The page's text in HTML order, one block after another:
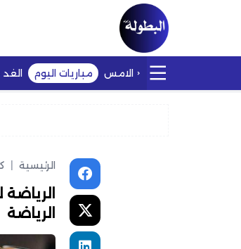
الامس مباريات اليوم الغد
الرئيسية
الرياضة